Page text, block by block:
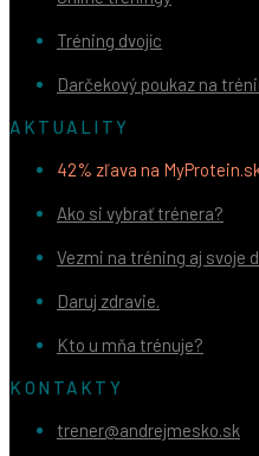
Tréning dvojíc
Darčekový poukaz na
AKTUALITY
42% zľava na
Ako si vybrať trénera?
Vezmi na tréning aj svoje
Daruj zdravie.
Kto u mňa trénuje?
KONTAKTY
trener@andrejmesko.sk